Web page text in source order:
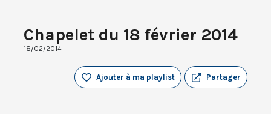
Chapelet du 18 février 2014
18/02/2014
Partager
Ajouter à ma playlist